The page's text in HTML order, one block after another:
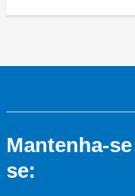
Mantenha-
se: